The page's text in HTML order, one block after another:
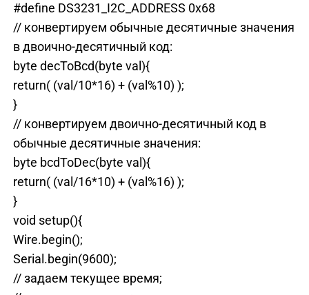
#define DS3231_I2C_ADDRESS 0x68
// конвертируем обычные десятичные значения
в двоично-десятичный код:
byte decToBcd(byte val){
return( (val/10*16) + (val%10) );
}
// конвертируем двоично-десятичный код в
обычные десятичные значения:
byte bcdToDec(byte val){
return( (val/16*10) + (val%16) );
}
void setup(){
Wire.begin();
Serial.begin(9600);
// задаем текущее время;